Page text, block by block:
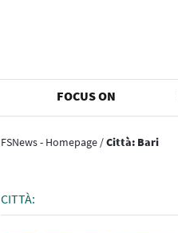
FOCUS ON
FSNews - Homepage /Città: Bari
CITTÀ: